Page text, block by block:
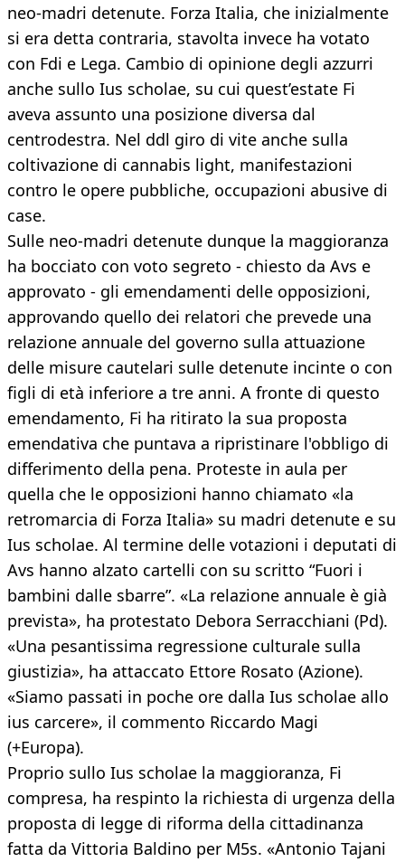
neo-madri detenute. Forza Italia, che inizialmente
si era detta contraria, stavolta invece ha votato
con Fdi e Lega. Cambio di opinione degli azzurri
anche sullo Ius scholae, su cui quest’estate Fi
aveva assunto una posizione diversa dal
centrodestra. Nel ddl giro di vite anche sulla
coltivazione di cannabis light, manifestazioni
contro le opere pubbliche, occupazioni abusive di
case.
Sulle neo-madri detenute dunque la maggioranza
ha bocciato con voto segreto - chiesto da Avs e
approvato - gli emendamenti delle opposizioni,
approvando quello dei relatori che prevede una
relazione annuale del governo sulla attuazione
delle misure cautelari sulle detenute incinte o con
figli di età inferiore a tre anni. A fronte di questo
emendamento, Fi ha ritirato la sua proposta
emendativa che puntava a ripristinare l'obbligo di
differimento della pena. Proteste in aula per
quella che le opposizioni hanno chiamato «la
retromarcia di Forza Italia» su madri detenute e su
Ius scholae. Al termine delle votazioni i deputati di
Avs hanno alzato cartelli con su scritto “Fuori i
bambini dalle sbarre”. «La relazione annuale è già
prevista», ha protestato Debora Serracchiani (Pd).
«Una pesantissima regressione culturale sulla
giustizia», ha attaccato Ettore Rosato (Azione).
«Siamo passati in poche ore dalla Ius scholae allo
ius carcere», il commento Riccardo Magi
(+Europa).
Proprio sullo Ius scholae la maggioranza, Fi
compresa, ha respinto la richiesta di urgenza della
proposta di legge di riforma della cittadinanza
fatta da Vittoria Baldino per M5s. «Antonio Tajani